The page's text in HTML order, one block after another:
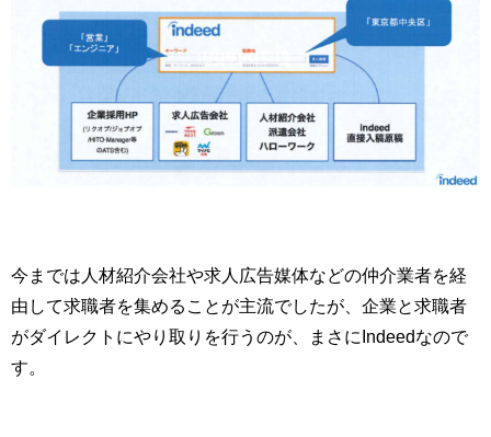
今までは人材紹介会社や求人広告媒体などの仲介業者を経
由して求職者を集めることが主流でしたが、企業と求職者
がダイレクトにやり取りを行うのが、まさにIndeedなので
す。